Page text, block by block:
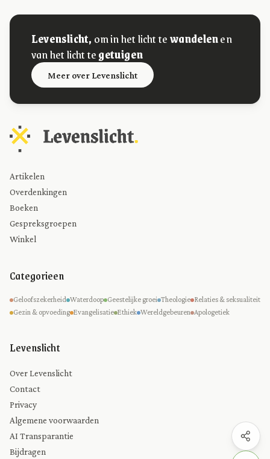
Levenslicht, om in het licht tewandelenen
van het licht tegetuigen
Meer over Levenslicht
Artikelen
Overdenkingen
Boeken
Gespreksgroepen
Winkel
Categorieen
Geloofszekerheid Waterdoop Geestelijke groei Theologie Relaties & seksualiteit
Gezin & opvoeding Evangelisatie Ethiek Wereldgebeuren Apologetiek
Levenslicht
Over Levenslicht
Contact
Privacy
Algemene voorwaarden
AI Transparantie
Bijdragen